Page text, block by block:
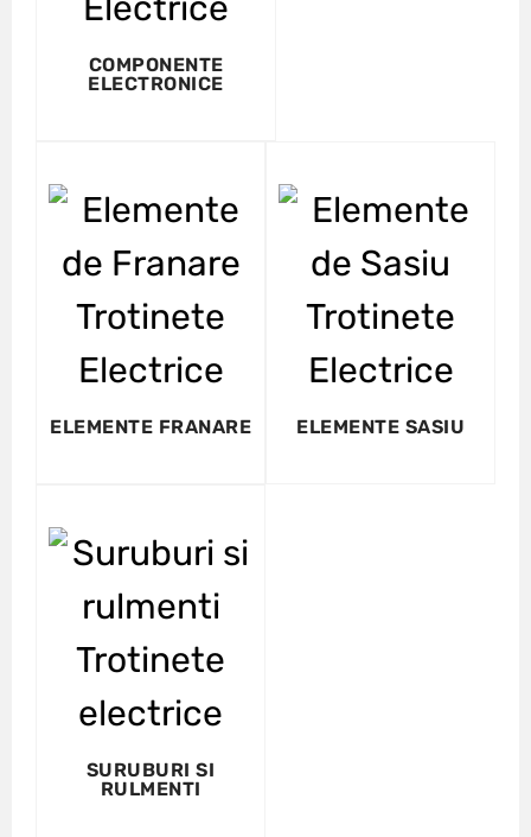
COMPONENTE
ELECTRONICE
ELEMENTE FRANARE ELEMENTE SASIU
SURUBURI SI
RULMENTI